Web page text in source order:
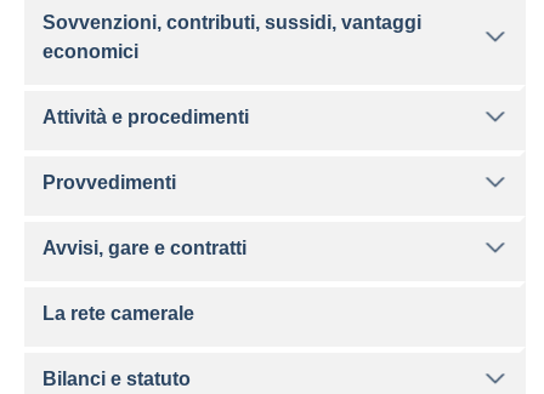
Sovvenzioni, contributi, sussidi, vantaggi
economici
Attività e procedimenti
Provvedimenti
Avvisi, gare e contratti
La rete camerale
Bilanci e statuto